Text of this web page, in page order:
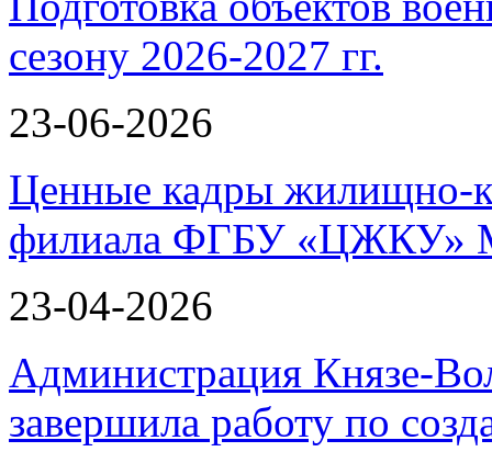
сезону 2026-2027 гг.
23-06-2026
Ценные кадры жилищно-
филиала ФГБУ «ЦЖКУ»
23-04-2026
Администрация Князе-
завершила работу по